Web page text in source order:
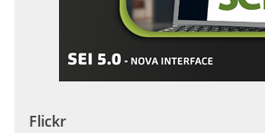
Flickr